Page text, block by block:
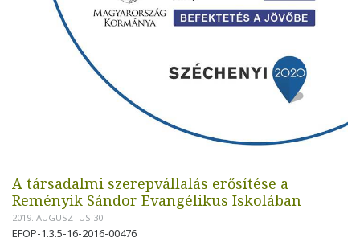
A társadalmi szerepvállalás erősítése a
Reményik Sándor Evangélikus Iskolában
2019. AUGUSZTUS 30.
EFOP-1.3.5-16-2016-00476